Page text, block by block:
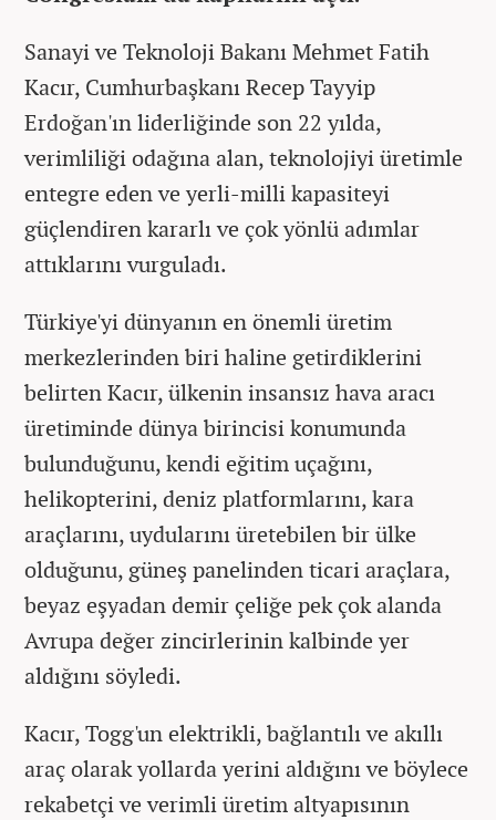
Sanayi ve Teknoloji Bakanı Mehmet Fatih
Kacır, Cumhurbaşkanı Recep Tayyip
Erdoğan'ın liderliğinde son 22 yılda,
verimliliği odağına alan, teknolojiyi üretimle
entegre eden ve yerli-milli kapasiteyi
güçlendiren kararlı ve çok yönlü adımlar
attıklarını vurguladı.
Türkiye'yi dünyanın en önemli üretim
merkezlerinden biri haline getirdiklerini
belirten Kacır, ülkenin insansız hava aracı
üretiminde dünya birincisi konumunda
bulunduğunu, kendi eğitim uçağını,
helikopterini, deniz platformlarını, kara
araçlarını, uydularını üretebilen bir ülke
olduğunu, güneş panelinden ticari araçlara,
beyaz eşyadan demir çeliğe pek çok alanda
Avrupa değer zincirlerinin kalbinde yer
aldığını söyledi.
Kacır, Togg'un elektrikli, bağlantılı ve akıllı
araç olarak yollarda yerini aldığını ve böylece
rekabetçi ve verimli üretim altyapısının